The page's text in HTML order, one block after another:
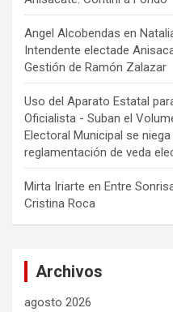
Angel Alcobendas en
Intendente electade
Gestión de Ramón Zalazar
Uso del Aparato Estatal
Oficialista - Suban el
Electoral Municipal se
reglamentación de veda
Mirta Iriarte en Entre
Cristina Roca
Archivos
agosto 2026